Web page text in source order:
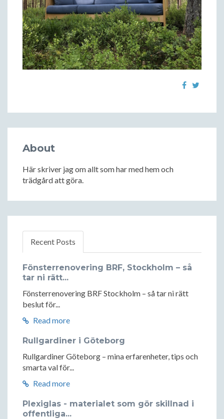
About
Här skriver jag om allt som har med hem och
trädgård att göra.
Recent Posts
Fönsterrenovering BRF, Stockholm – så
tar ni rätt...
Fönsterrenovering BRF Stockholm – så tar ni rätt
beslut för...
Read more
Rullgardiner i Göteborg
Rullgardiner Göteborg – mina erfarenheter, tips och
smarta val för...
Read more
Plexiglas - materialet som gör skillnad i
offentliga...